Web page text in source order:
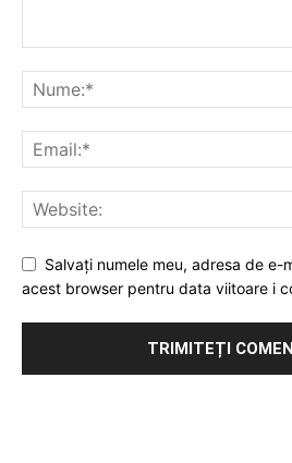
Salvați numele meu, adresa de e-
acest browser pentru data viitoare i